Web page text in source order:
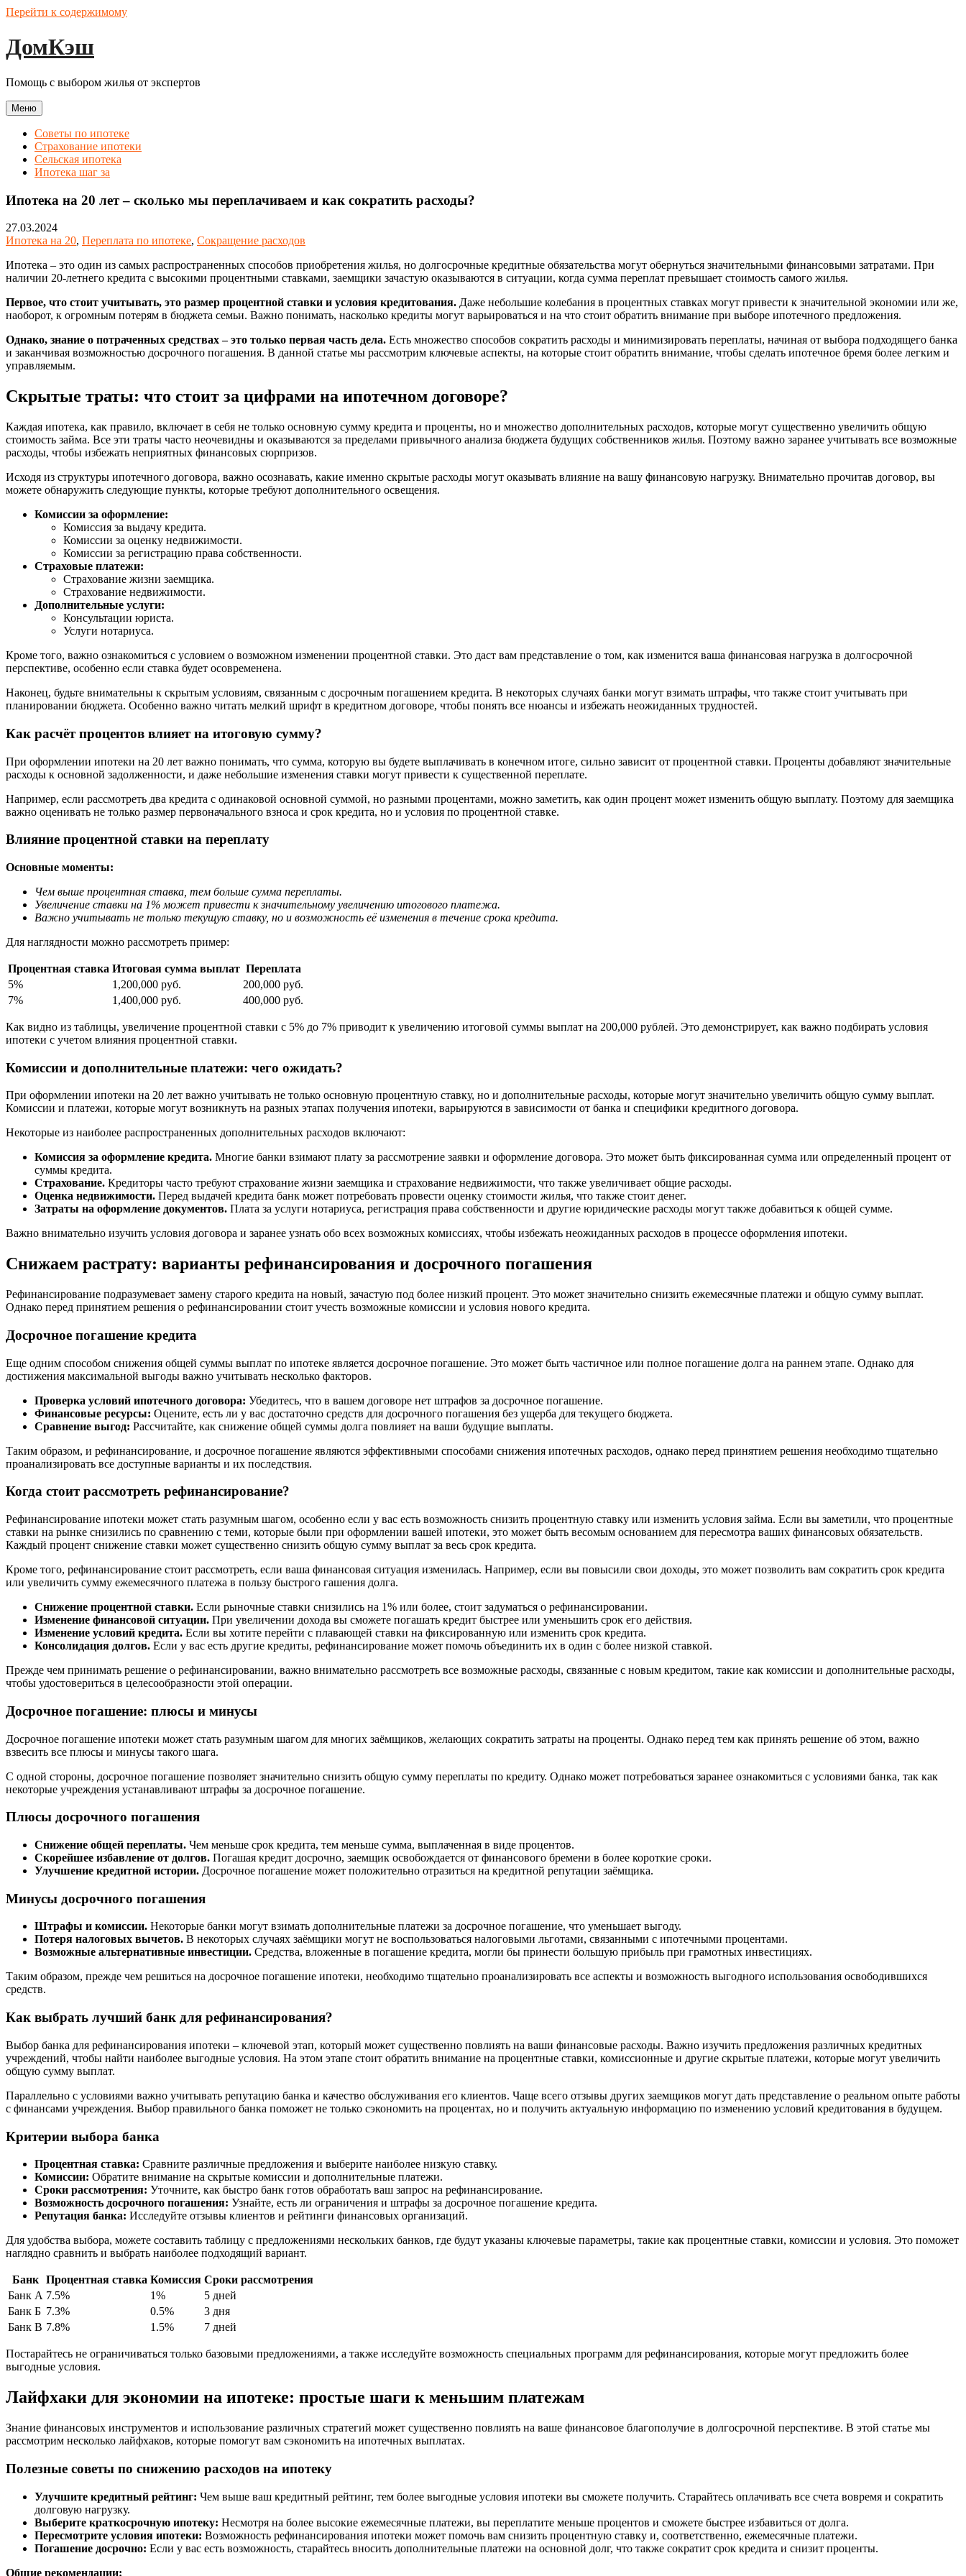
Перейти к содержимому
ДомКэш
Помощь с выбором жилья от экспертов
Меню
Советы по ипотеке
Страхование ипотеки
Сельская ипотека
Ипотека шаг за
Ипотека на 20 лет – сколько мы переплачиваем и как сократить расходы?
27.03.2024
Ипотека на 20, Переплата по ипотеке, Сокращение расходов
Ипотека – это один из самых распространенных способов приобретения жилья, но долгосрочные кредитные обязательства могут обернуться значительными финансовыми затратами. При
наличии 20-летнего кредита с высокими процентными ставками, заемщики зачастую оказываются в ситуации, когда сумма переплат превышает стоимость самого жилья.
Первое, что стоит учитывать, это размер процентной ставки и условия кредитования. Даже небольшие колебания в процентных ставках могут привести к значительной экономии или же,
наоборот, к огромным потерям в бюджета семьи. Важно понимать, насколько кредиты могут варьироваться и на что стоит обратить внимание при выборе ипотечного предложения.
Однако, знание о потраченных средствах – это только первая часть дела. Есть множество способов сократить расходы и минимизировать переплаты, начиная от выбора подходящего банка
и заканчивая возможностью досрочного погашения. В данной статье мы рассмотрим ключевые аспекты, на которые стоит обратить внимание, чтобы сделать ипотечное бремя более легким и
управляемым.
Скрытые траты: что стоит за цифрами на ипотечном договоре?
Каждая ипотека, как правило, включает в себя не только основную сумму кредита и проценты, но и множество дополнительных расходов, которые могут существенно увеличить общую
стоимость займа. Все эти траты часто неочевидны и оказываются за пределами привычного анализа бюджета будущих собственников жилья. Поэтому важно заранее учитывать все возможные
расходы, чтобы избежать неприятных финансовых сюрпризов.
Исходя из структуры ипотечного договора, важно осознавать, какие именно скрытые расходы могут оказывать влияние на вашу финансовую нагрузку. Внимательно прочитав договор, вы
можете обнаружить следующие пункты, которые требуют дополнительного освещения.
Комиссии за оформление:
Комиссия за выдачу кредита.
Комиссии за оценку недвижимости.
Комиссии за регистрацию права собственности.
Страховые платежи:
Страхование жизни заемщика.
Страхование недвижимости.
Дополнительные услуги:
Консультации юриста.
Услуги нотариуса.
Кроме того, важно ознакомиться с условием о возможном изменении процентной ставки. Это даст вам представление о том, как изменится ваша финансовая нагрузка в долгосрочной
перспективе, особенно если ставка будет осовременена.
Наконец, будьте внимательны к скрытым условиям, связанным с досрочным погашением кредита. В некоторых случаях банки могут взимать штрафы, что также стоит учитывать при
планировании бюджета. Особенно важно читать мелкий шрифт в кредитном договоре, чтобы понять все нюансы и избежать неожиданных трудностей.
Как расчёт процентов влияет на итоговую сумму?
При оформлении ипотеки на 20 лет важно понимать, что сумма, которую вы будете выплачивать в конечном итоге, сильно зависит от процентной ставки. Проценты добавляют значительные
расходы к основной задолженности, и даже небольшие изменения ставки могут привести к существенной переплате.
Например, если рассмотреть два кредита с одинаковой основной суммой, но разными процентами, можно заметить, как один процент может изменить общую выплату. Поэтому для заемщика
важно оценивать не только размер первоначального взноса и срок кредита, но и условия по процентной ставке.
Влияние процентной ставки на переплату
Основные моменты:
Чем выше процентная ставка, тем больше сумма переплаты.
Увеличение ставки на 1% может привести к значительному увеличению итогового платежа.
Важно учитывать не только текущую ставку, но и возможность её изменения в течение срока кредита.
Для наглядности можно рассмотреть пример:
Процентная ставка Итоговая сумма выплат Переплата
5%
1,200,000 руб.
200,000 руб.
7%
1,400,000 руб. 400,000 руб.
Как видно из таблицы, увеличение процентной ставки с 5% до 7% приводит к увеличению итоговой суммы выплат на 200,000 рублей. Это демонстрирует, как важно подбирать условия
ипотеки с учетом влияния процентной ставки.
Комиссии и дополнительные платежи: чего ожидать?
При оформлении ипотеки на 20 лет важно учитывать не только основную процентную ставку, но и дополнительные расходы, которые могут значительно увеличить общую сумму выплат.
Комиссии и платежи, которые могут возникнуть на разных этапах получения ипотеки, варьируются в зависимости от банка и специфики кредитного договора.
Некоторые из наиболее распространенных дополнительных расходов включают:
Комиссия за оформление кредита. Многие банки взимают плату за рассмотрение заявки и оформление договора. Это может быть фиксированная сумма или определенный процент от
суммы кредита.
Страхование. Кредиторы часто требуют страхование жизни заемщика и страхование недвижимости, что также увеличивает общие расходы.
Оценка недвижимости. Перед выдачей кредита банк может потребовать провести оценку стоимости жилья, что также стоит денег.
Затраты на оформление документов. Плата за услуги нотариуса, регистрация права собственности и другие юридические расходы могут также добавиться к общей сумме.
Важно внимательно изучить условия договора и заранее узнать обо всех возможных комиссиях, чтобы избежать неожиданных расходов в процессе оформления ипотеки.
Снижаем растрату: варианты рефинансирования и досрочного погашения
Рефинансирование подразумевает замену старого кредита на новый, зачастую под более низкий процент. Это может значительно снизить ежемесячные платежи и общую сумму выплат.
Однако перед принятием решения о рефинансировании стоит учесть возможные комиссии и условия нового кредита.
Досрочное погашение кредита
Еще одним способом снижения общей суммы выплат по ипотеке является досрочное погашение. Это может быть частичное или полное погашение долга на раннем этапе. Однако для
достижения максимальной выгоды важно учитывать несколько факторов.
Проверка условий ипотечного договора: Убедитесь, что в вашем договоре нет штрафов за досрочное погашение.
Финансовые ресурсы: Оцените, есть ли у вас достаточно средств для досрочного погашения без ущерба для текущего бюджета.
Сравнение выгод: Рассчитайте, как снижение общей суммы долга повлияет на ваши будущие выплаты.
Таким образом, и рефинансирование, и досрочное погашение являются эффективными способами снижения ипотечных расходов, однако перед принятием решения необходимо тщательно
проанализировать все доступные варианты и их последствия.
Когда стоит рассмотреть рефинансирование?
Рефинансирование ипотеки может стать разумным шагом, особенно если у вас есть возможность снизить процентную ставку или изменить условия займа. Если вы заметили, что процентные
ставки на рынке снизились по сравнению с теми, которые были при оформлении вашей ипотеки, это может быть весомым основанием для пересмотра ваших финансовых обязательств.
Каждый процент снижение ставки может существенно снизить общую сумму выплат за весь срок кредита.
Кроме того, рефинансирование стоит рассмотреть, если ваша финансовая ситуация изменилась. Например, если вы повысили свои доходы, это может позволить вам сократить срок кредита
или увеличить сумму ежемесячного платежа в пользу быстрого гашения долга.
Снижение процентной ставки. Если рыночные ставки снизились на 1% или более, стоит задуматься о рефинансировании.
Изменение финансовой ситуации. При увеличении дохода вы сможете погашать кредит быстрее или уменьшить срок его действия.
Изменение условий кредита. Если вы хотите перейти с плавающей ставки на фиксированную или изменить срок кредита.
Консолидация долгов. Если у вас есть другие кредиты, рефинансирование может помочь объединить их в один с более низкой ставкой.
Прежде чем принимать решение о рефинансировании, важно внимательно рассмотреть все возможные расходы, связанные с новым кредитом, такие как комиссии и дополнительные расходы,
чтобы удостовериться в целесообразности этой операции.
Досрочное погашение: плюсы и минусы
Досрочное погашение ипотеки может стать разумным шагом для многих заёмщиков, желающих сократить затраты на проценты. Однако перед тем как принять решение об этом, важно
взвесить все плюсы и минусы такого шага.
С одной стороны, досрочное погашение позволяет значительно снизить общую сумму переплаты по кредиту. Однако может потребоваться заранее ознакомиться с условиями банка, так как
некоторые учреждения устанавливают штрафы за досрочное погашение.
Плюсы досрочного погашения
Снижение общей переплаты. Чем меньше срок кредита, тем меньше сумма, выплаченная в виде процентов.
Скорейшее избавление от долгов. Погашая кредит досрочно, заемщик освобождается от финансового бремени в более короткие сроки.
Улучшение кредитной истории. Досрочное погашение может положительно отразиться на кредитной репутации заёмщика.
Минусы досрочного погашения
Штрафы и комиссии. Некоторые банки могут взимать дополнительные платежи за досрочное погашение, что уменьшает выгоду.
Потеря налоговых вычетов. В некоторых случаях заёмщики могут не воспользоваться налоговыми льготами, связанными с ипотечными процентами.
Возможные альтернативные инвестиции. Средства, вложенные в погашение кредита, могли бы принести большую прибыль при грамотных инвестициях.
Таким образом, прежде чем решиться на досрочное погашение ипотеки, необходимо тщательно проанализировать все аспекты и возможность выгодного использования освободившихся
средств.
Как выбрать лучший банк для рефинансирования?
Выбор банка для рефинансирования ипотеки – ключевой этап, который может существенно повлиять на ваши финансовые расходы. Важно изучить предложения различных кредитных
учреждений, чтобы найти наиболее выгодные условия. На этом этапе стоит обратить внимание на процентные ставки, комиссионные и другие скрытые платежи, которые могут увеличить
общую сумму выплат.
Параллельно с условиями важно учитывать репутацию банка и качество обслуживания его клиентов. Чаще всего отзывы других заемщиков могут дать представление о реальном опыте работы
с финансами учреждения. Выбор правильного банка поможет не только сэкономить на процентах, но и получить актуальную информацию по изменению условий кредитования в будущем.
Критерии выбора банка
Процентная ставка: Сравните различные предложения и выберите наиболее низкую ставку.
Комиссии: Обратите внимание на скрытые комиссии и дополнительные платежи.
Сроки рассмотрения: Уточните, как быстро банк готов обработать ваш запрос на рефинансирование.
Возможность досрочного погашения: Узнайте, есть ли ограничения и штрафы за досрочное погашение кредита.
Репутация банка: Исследуйте отзывы клиентов и рейтинги финансовых организаций.
Для удобства выбора, можете составить таблицу с предложениями нескольких банков, где будут указаны ключевые параметры, такие как процентные ставки, комиссии и условия. Это поможет
наглядно сравнить и выбрать наиболее подходящий вариант.
Банк Процентная ставка Комиссия Сроки рассмотрения
Банк А 7.5% 1%
5 дней
Банк Б 7.3% 0.5%
3 дня
Банк В 7.8% 1.5% 7 дней
Постарайтесь не ограничиваться только базовыми предложениями, а также исследуйте возможность специальных программ для рефинансирования, которые могут предложить более
выгодные условия.
Лайфхаки для экономии на ипотеке: простые шаги к меньшим платежам
Знание финансовых инструментов и использование различных стратегий может существенно повлиять на ваше финансовое благополучие в долгосрочной перспективе. В этой статье мы
рассмотрим несколько лайфхаков, которые помогут вам сэкономить на ипотечных выплатах.
Полезные советы по снижению расходов на ипотеку
Улучшите кредитный рейтинг: Чем выше ваш кредитный рейтинг, тем более выгодные условия ипотеки вы сможете получить. Старайтесь оплачивать все счета вовремя и сократить
долговую нагрузку.
Выберите краткосрочную ипотеку: Несмотря на более высокие ежемесячные платежи, вы переплатите меньше процентов и сможете быстрее избавиться от долга.
Пересмотрите условия ипотеки: Возможность рефинансирования ипотеки может помочь вам снизить процентную ставку и, соответственно, ежемесячные платежи.
Погашение досрочно: Если у вас есть возможность, старайтесь вносить дополнительные платежи на основной долг, что также сократит срок кредита и снизит проценты.
Общие рекомендации: